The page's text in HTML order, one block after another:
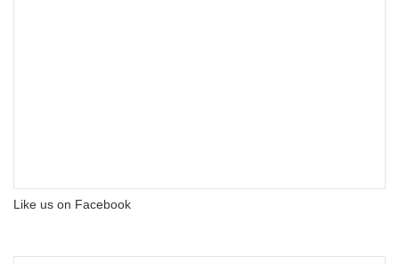
Like us on Facebook